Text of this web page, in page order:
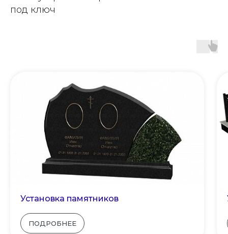
под ключ
Установка памятников
ПОДРОБНЕЕ